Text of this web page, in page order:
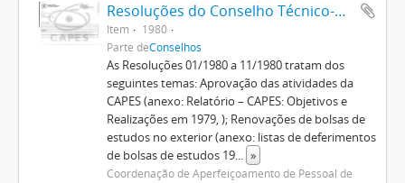
Resoluções do Conselho Técnico-Administrativo (1974-1982)
Item
1980
Parte deConselhos
As Resoluções 01/1980 a 11/1980 tratam dos
seguintes temas: Aprovação das atividades da
CAPES (anexo: Relatório – CAPES: Objetivos e
Realizações em 1979, ); Renovações de bolsas de
estudos no exterior (anexo: listas de deferimentos
de bolsas de estudos 19... »
Coordenação de Aperfeiçoamento de Pessoal de